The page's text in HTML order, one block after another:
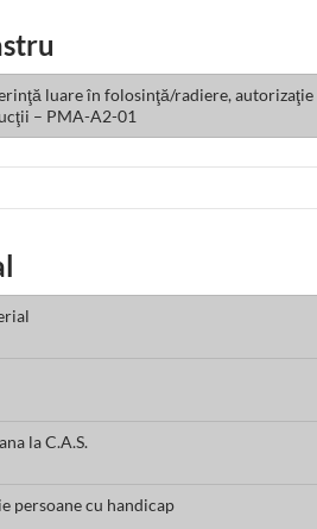
luare în folosinţă/radiere, autorizaţie
– PMA-A2-01
la C.A.S.
persoane cu handicap